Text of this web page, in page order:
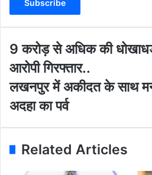
o
u
r
E
m
a
l
a
d
9
रो
ड़
से
अ
की
धो
9 करोड़ से अधिक की
आरोपी गिरफ्तार..
ल
न
में
लखनपुर में अकीदत के साथ
अदहा का पर्व
Related Articles